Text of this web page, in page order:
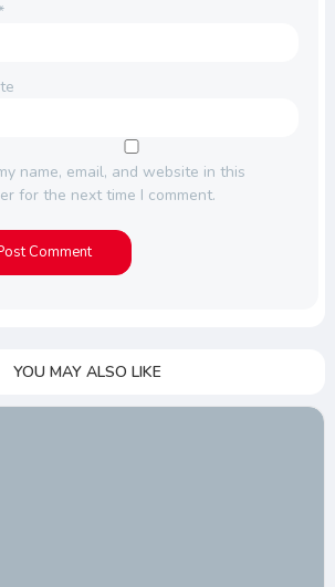
name, email, and website in this
for the next time I comment.
YOU MAY ALSO LIKE